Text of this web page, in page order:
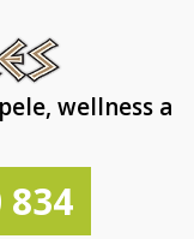
wellness a
834